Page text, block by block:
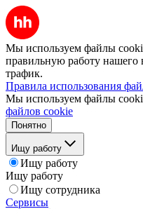
Мы используем файлы
правильную работу нашего
трафик.
Правила использования
Мы используем файлы
файлов cookie
Понятно
Ищу работу
Ищу работу
Ищу работу
Ищу сотрудника
Сервисы